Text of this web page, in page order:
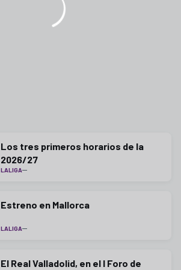
Los tres primeros horarios de la
2026/27
LALIGA
Estreno en Mallorca
LALIGA
El Real Valladolid, en el I Foro de